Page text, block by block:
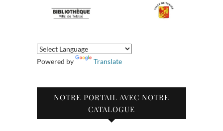
Powered by Translate
NOTRE PORTAIL AVEC NOTRE
CATALOGUE